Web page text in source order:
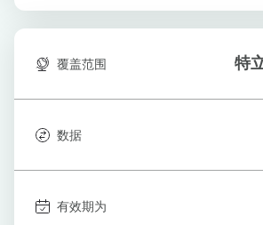
覆盖范围 特
数据
有效期为